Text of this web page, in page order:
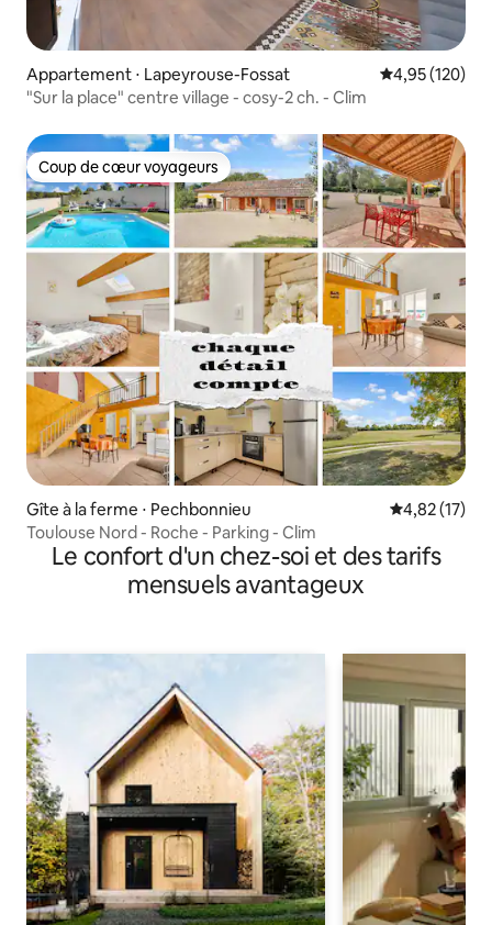
Appartement ⋅ Lapeyrouse-Fossat Évaluation
4,95 (120)
"Sur la place" centre village - cosy-2 ch. - Clim
Coup de cœur voyageurs
Coup de cœur voyageurs
Gîte à la ferme ⋅ Pechbonnieu Évaluation
4,82 (17)
Toulouse Nord - Roche - Parking - Clim
Le confort d'un chez-soi et des tarifs
mensuels avantageux